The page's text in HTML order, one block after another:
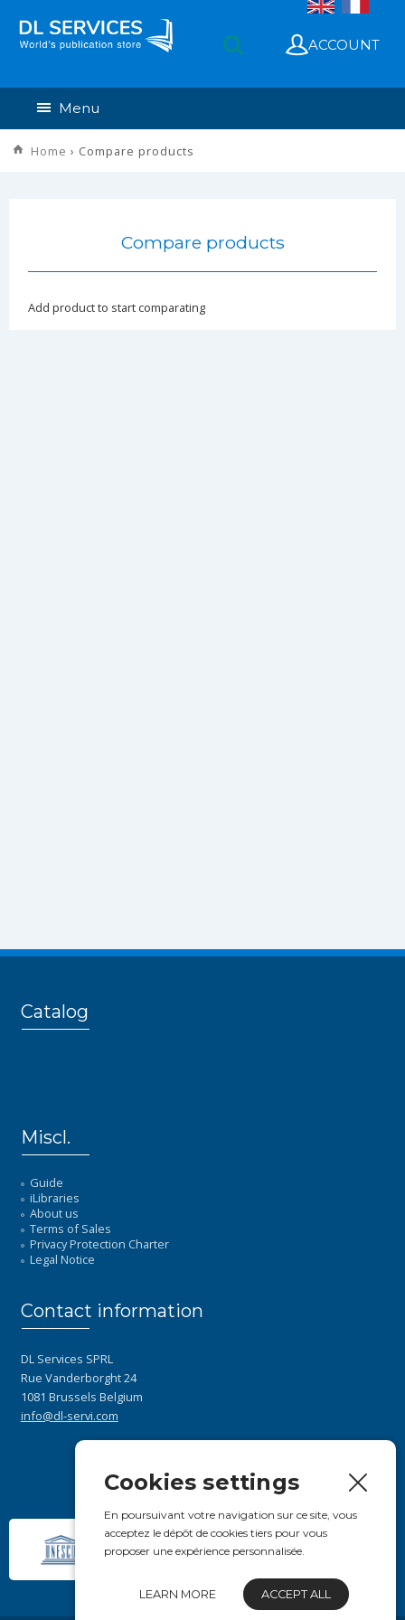
ACCOUNT
Menu
Home › Compare products
Compare products
Add product to start comparating
Catalog
Miscl.
Guide
iLibraries
About us
Terms of Sales
Privacy Protection Charter
Legal Notice
Contact information
DL Services SPRL
Rue Vanderborght 24
1081 Brussels Belgium
info@dl-servi.com
Cookies settings
En poursuivant votre navigation sur ce site, vous
acceptez le dépôt de cookies tiers pour vous
proposer une expérience personnalisée.
LEARN MORE ACCEPT ALL